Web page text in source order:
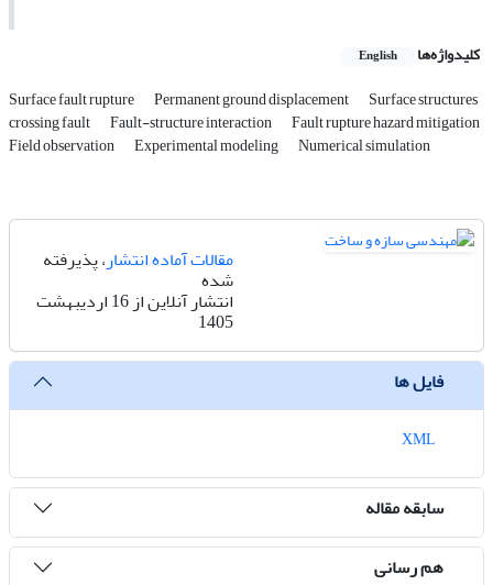
کلیدواژه‌ها English
Surface fault rupture Permanent ground displacement Surface structures
crossing fault Fault-structure interaction Fault rupture hazard mitigation
Field observation Experimental modeling Numerical simulation
مقالات آماده انتشار، پذیرفته
شده
انتشار آنلاین از 16 اردیبهشت
1405
فایل ها
سابقه مقاله
هم رسانی